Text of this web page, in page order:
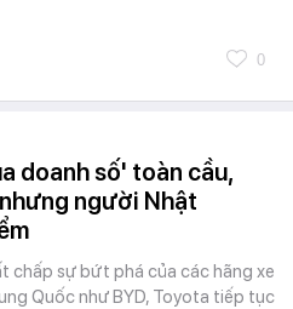
0
doanh số' toàn cầu,
người Nhật
chấp sự bứt phá của các hãng xe
Quốc như BYD, Toyota tiếp tục